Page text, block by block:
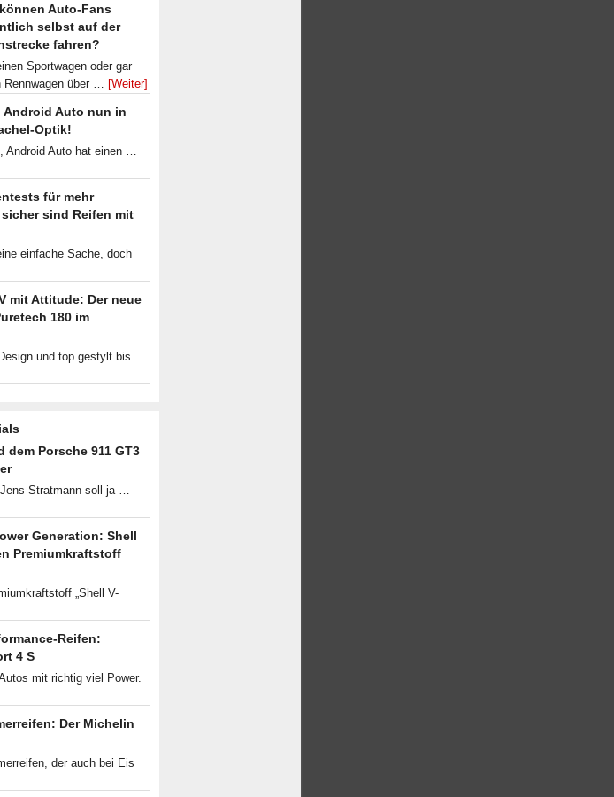
Auto-Fans
selbst auf der
fahren?
Sportwagen oder gar
Rennwagen über … [Weiter]
Android Auto nun in
Optik!
Android Auto hat einen …
für mehr
sind Reifen mit
einfache Sache, doch
mit Attitude: Der neue
180 im
und top gestylt bis
dem Porsche 911 GT3
Stratmann soll ja …
Generation: Shell
Premiumkraftstoff
„Shell V-
Reifen:
4 S
mit richtig viel Power.
Der Michelin
der auch bei Eis